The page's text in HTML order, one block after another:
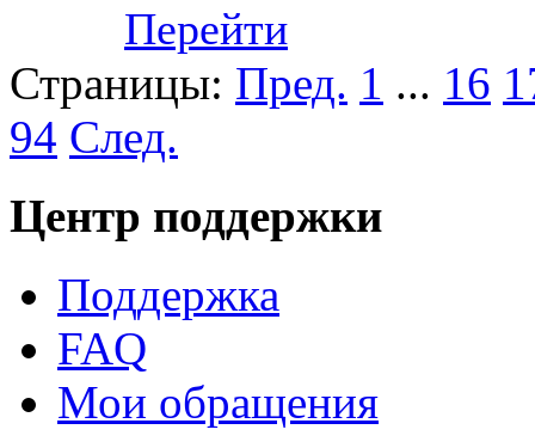
Перейти
Страницы: Пред. 1 ... 16
94 След.
Центр поддержки
Поддержка
FAQ
Мои обращения